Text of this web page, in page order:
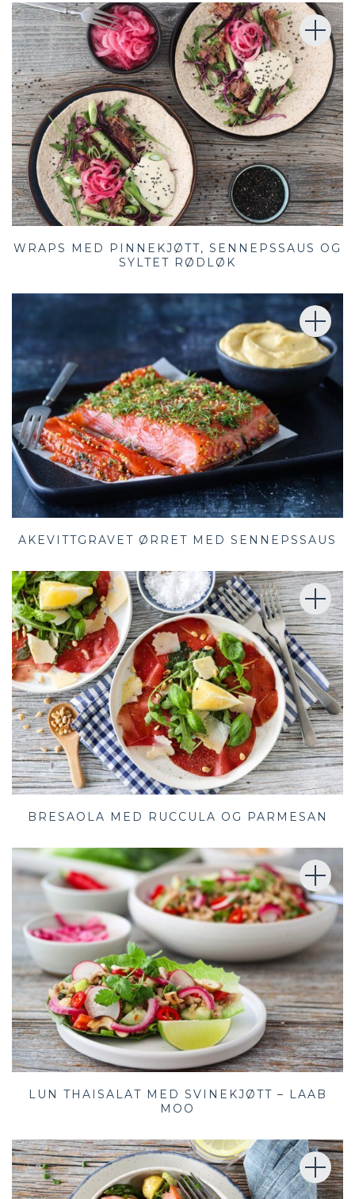
WRAPS MED PINNEKJØTT, SENNEPSSAUS OG
SYLTET RØDLØK
AKEVITTGRAVET ØRRET MED SENNEPSSAUS
BRESAOLA MED RUCCULA OG PARMESAN
LUN THAISALAT MED SVINEKJØTT – LAAB
MOO